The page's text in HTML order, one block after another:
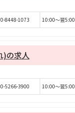
8448-1073 10:00～翌5:00
)の求人
5266-3900 10:00～翌5:00